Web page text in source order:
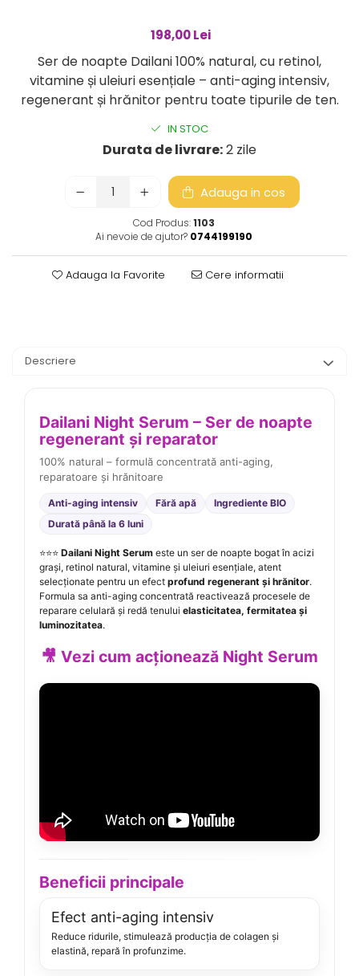
198,00 Lei
Ser de noapte Dailani 100% natural, cu retinol,
vitamine și uleiuri esențiale – anti-aging intensiv,
regenerant și hrănitor pentru toate tipurile de ten.
IN STOC
Durata de livrare:2 zile
Adauga in cos
Cod Produs: 1103
Ai nevoie de ajutor? 0744199190
Adauga la Favorite Cere informatii
Descriere
Dailani Night Serum – Ser de noapte
regenerant și reparator
100% natural – formulă concentrată anti-aging,
reparatoare și hrănitoare
Anti-aging intensiv Fără apă
Ingrediente BIO
Durată până la 6 luni
⭐⭐⭐ Dailani Night Serum este un ser de noapte bogat în acizi
grași, retinol natural, vitamine și uleiuri esențiale, atent
selecționate pentru un efect profund regenerant și hrănitor.
Formula sa anti-aging concentrată reactivează procesele de
reparare celulară și redă tenului elasticitatea, fermitatea și
luminozitatea.
🎥 Vezi cum acționează Night Serum
Beneficii principale
Efect anti-aging intensiv
Reduce ridurile, stimulează producția de colagen și
elastină, repară în profunzime.